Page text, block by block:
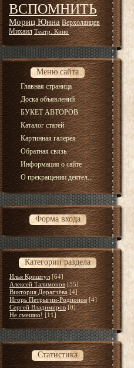
ВСПОМНИТЬ
Мориц Юнна Верхоланцев
Михаил Театр. Кино
Меню сайта
Главная страница
Доска объявлений
БУКЕТ АВТОРОВ
Каталог статей
Картинная галерея
Обратная связь
Информация о сайте
О прекращении деятел...
Форма входа
Категории раздела
Илья Криштул [64]
Алексей Талимонов [55]
Виктория Дерагчёва [4]
Игорь Петрыгин-Родионов [4]
Сергей Владимиров [0]
Не смешно! [11]
Статистика